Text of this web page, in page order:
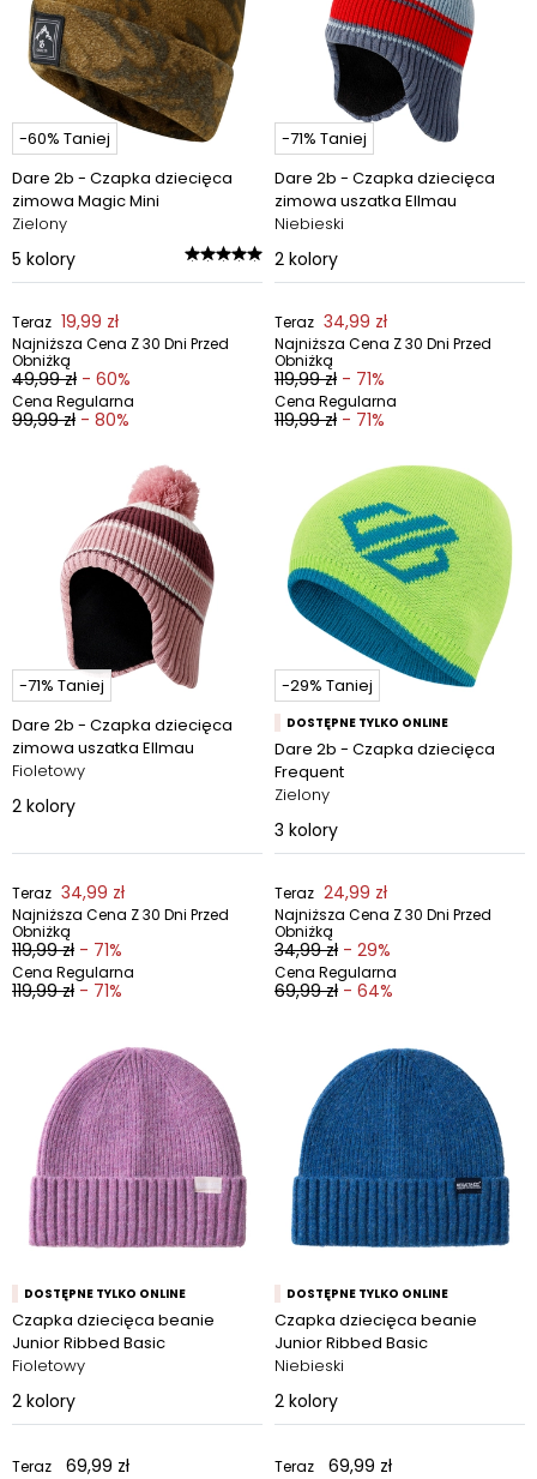
-60% Taniej
Dare 2b - Czapka dziecięca
zimowa Magic Mini
Zielony
5 kolory
Teraz 19,99 zł
Najniższa Cena Z 30 Dni Przed
Obniżką
49,99 zł - 60%
Cena Regularna
99,99 zł - 80%
-71% Taniej
Dare 2b - Czapka dziecięca
zimowa uszatka Ellmau
Niebieski
2 kolory
Teraz 34,99 zł
Najniższa Cena Z 30 Dni Przed
Obniżką
119,99 zł - 71%
Cena Regularna
119,99 zł - 71%
-71% Taniej
Dare 2b - Czapka dziecięca
zimowa uszatka Ellmau
Fioletowy
2 kolory
Teraz 34,99 zł
Najniższa Cena Z 30 Dni Przed
Obniżką
119,99 zł - 71%
Cena Regularna
119,99 zł - 71%
-29% Taniej
DOSTĘPNE TYLKO ONLINE
Dare 2b - Czapka dziecięca
Frequent
Zielony
3 kolory
Teraz 24,99 zł
Najniższa Cena Z 30 Dni Przed
Obniżką
34,99 zł - 29%
Cena Regularna
69,99 zł - 64%
DOSTĘPNE TYLKO ONLINE
Czapka dziecięca beanie
Junior Ribbed Basic
Fioletowy
2 kolory
Teraz 69,99 zł
DOSTĘPNE TYLKO ONLINE
Czapka dziecięca beanie
Junior Ribbed Basic
Niebieski
2 kolory
Teraz 69,99 zł